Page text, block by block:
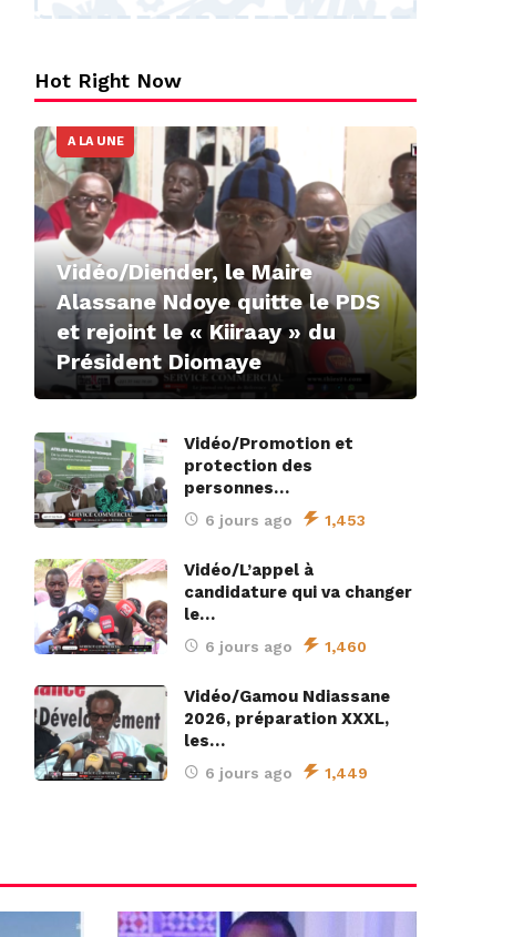
Hot Right Now
A LA UNE
Vidéo/Diender, le Maire
Alassane Ndoye quitte le PDS
et rejoint le « Kiiraay » du
Président Diomaye
Vidéo/Promotion et
protection des
personnes…
6 jours ago 1,453
Vidéo/L’appel à
candidature qui va changer
le…
6 jours ago 1,460
Vidéo/Gamou Ndiassane
2026, préparation XXXL,
les…
6 jours ago 1,449